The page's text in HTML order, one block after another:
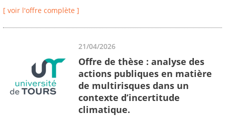
[ voir l'offre complète ]
21/04/2026
Offre de thèse : analyse des
actions publiques en matière
de multirisques dans un
contexte d’incertitude
climatique.